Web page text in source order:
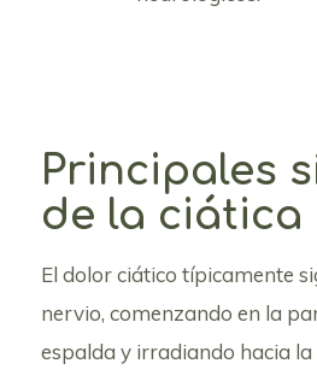
Principales
de la ciática
El dolor ciático típicamente
nervio, comenzando en la
espalda y irradiando hacia la